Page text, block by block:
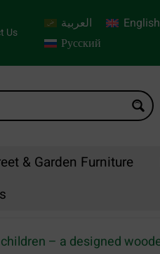
Us
العربية
English
Русский
& Garden Furniture